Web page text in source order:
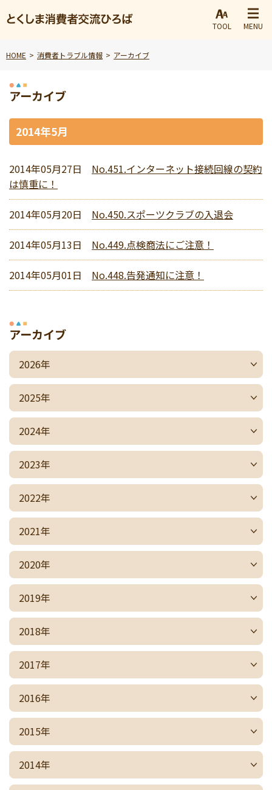
TOOL MENU
HOME 消費者トラブル情報 アーカイブ
アーカイブ
2014年5月
2014年05月27日
No.451.インターネット接続回線の契約
は慎重に！
2014年05月20日 No.450.スポーツクラブの入退会
2014年05月13日 No.449.点検商法にご注意！
2014年05月01日 No.448.告発通知に注意！
アーカイブ
2026年
2025年
2024年
2023年
2022年
2021年
2020年
2019年
2018年
2017年
2016年
2015年
2014年